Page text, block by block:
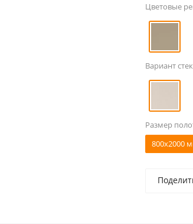
Цветовые
Вариант
Размер
800x2000